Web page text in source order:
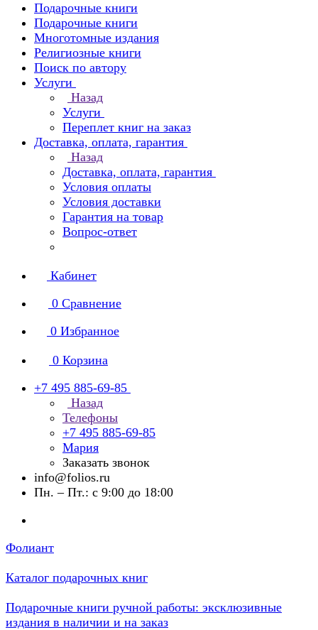
Подарочные книги
Подарочные книги
Многотомные издания
Религиозные книги
Поиск по автору
Услуги
Назад
Услуги
Переплет книг на заказ
Доставка, оплата, гарантия
Назад
Доставка, оплата, гарантия
Условия оплаты
Условия доставки
Гарантия на товар
Вопрос-ответ
Кабинет
0 Сравнение
0 Избранное
0 Корзина
+7 495 885-69-85
Назад
Телефоны
+7 495 885-69-85
Мария
Заказать звонок
info@folios.ru
Пн. – Пт.: с 9:00 до 18:00
Фолиант
Каталог подарочных книг
Подарочные книги ручной работы: эксклюзивные
издания в наличии и на заказ